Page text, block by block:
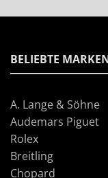
BELIEBTE
A. Lange & Söhne
Audemars Piguet
Rolex
Breitling
Chopard